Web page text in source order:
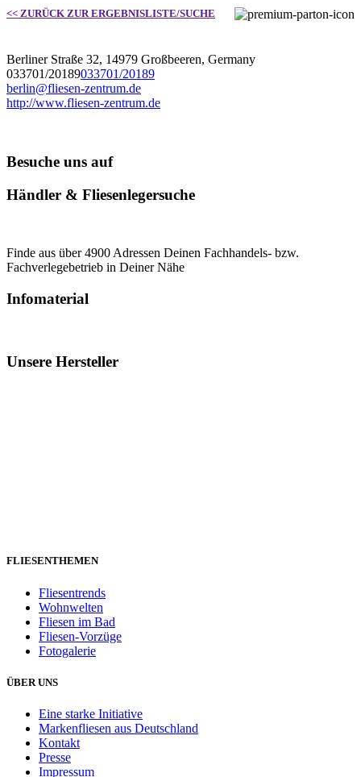
<< ZURÜCK ZUR ERGEBNISLISTE/SUCHE
Berliner Straße 32, 14979 Großbeeren, Germany
033701/20189033701/20189
berlin@fliesen-zentrum.de
http://www.fliesen-zentrum.de
Besuche uns auf
Händler & Fliesenlegersuche
Finde aus über 4900 Adressen Deinen Fachhandels- bzw.
Fachverlegebetrieb in Deiner Nähe
Infomaterial
Unsere Hersteller
FLIESENTHEMEN
Fliesentrends
Wohnwelten
Fliesen im Bad
Fliesen-Vorzüge
Fotogalerie
ÜBER UNS
Eine starke Initiative
Markenfliesen aus Deutschland
Kontakt
Presse
Impressum